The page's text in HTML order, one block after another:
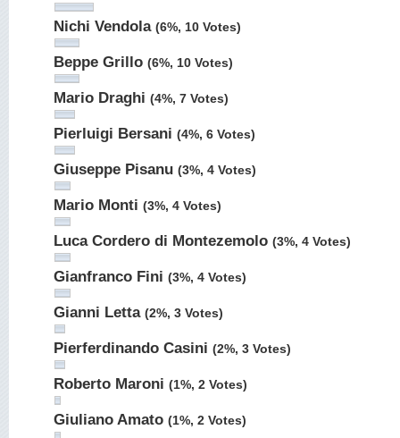
Nichi Vendola (6%, 10 Votes)
Beppe Grillo (6%, 10 Votes)
Mario Draghi (4%, 7 Votes)
Pierluigi Bersani (4%, 6 Votes)
Giuseppe Pisanu (3%, 4 Votes)
Mario Monti (3%, 4 Votes)
Luca Cordero di Montezemolo (3%, 4 Votes)
Gianfranco Fini (3%, 4 Votes)
Gianni Letta (2%, 3 Votes)
Pierferdinando Casini (2%, 3 Votes)
Roberto Maroni (1%, 2 Votes)
Giuliano Amato (1%, 2 Votes)